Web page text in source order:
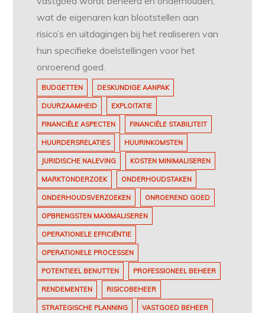
wat de eigenaren kan blootstellen aan
risico’s en uitdagingen bij het realiseren van
hun specifieke doelstellingen voor het
onroerend goed.
BUDGETTEN DESKUNDIGE AANPAK
DUURZAAMHEID EXPLOITATIE
FINANCIËLE ASPECTEN FINANCIËLE STABILITEIT
HUURDERSRELATIES HUURINKOMSTEN
JURIDISCHE NALEVING KOSTEN MINIMALISEREN
MARKTONDERZOEK ONDERHOUDSTAKEN
ONDERHOUDSVERZOEKEN ONROEREND GOED
OPBRENGSTEN MAXIMALISEREN
OPERATIONELE EFFICIËNTIE
OPERATIONELE PROCESSEN
POTENTIEEL BENUTTEN PROFESSIONEEL BEHEER
RENDEMENTEN RISICOBEHEER
STRATEGISCHE PLANNING VASTGOED BEHEER